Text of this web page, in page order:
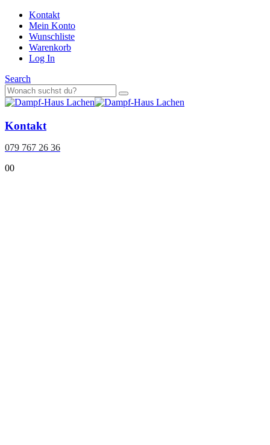
Kontakt
Mein Konto
Wunschliste
Warenkorb
Log In
Search
Kontakt
079 767 26 36
00